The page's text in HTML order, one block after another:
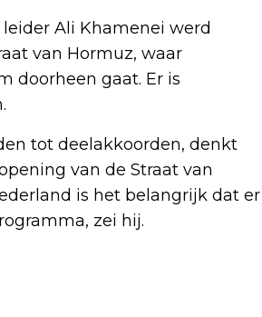
Ali Khamenei werd
van Hormuz, waar
doorheen gaat. Er is
tot deelakkoorden, denkt
van de Straat van
is het belangrijk dat er
zei hij.